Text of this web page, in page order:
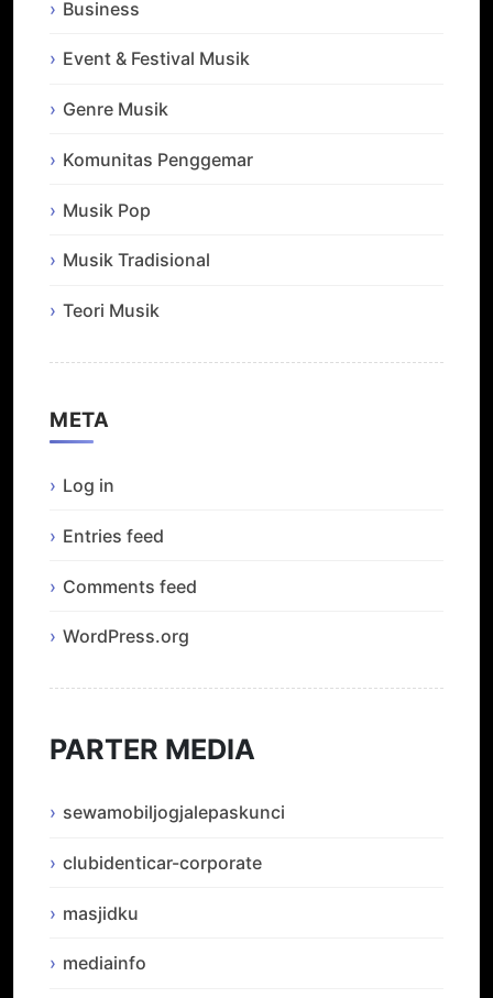
Business
Event & Festival Musik
Genre Musik
Komunitas Penggemar
Musik Pop
Musik Tradisional
Teori Musik
META
Log in
Entries feed
Comments feed
WordPress.org
PARTER MEDIA
sewamobiljogjalepaskunci
clubidenticar-corporate
masjidku
mediainfo